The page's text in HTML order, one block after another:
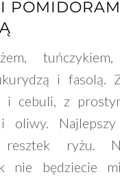
tuńczykiem,
i fasolą.
i cebuli, z
oliwy.
resztek ryżu.
nie będziecie